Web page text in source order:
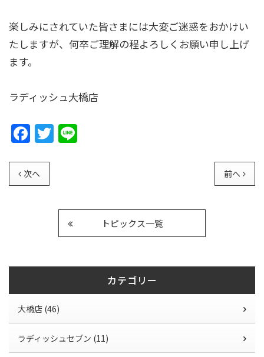
楽しみにされていた皆さまには大変ご迷惑をおかけい
たしますが、何卒ご理解の程よろしくお願い申し上げ
ます。
ラディッシュ大橋店
F
c
e
k
T
次へ 前へ
トピックス一覧
カテゴリー
大橋店 (46)
ラディッシュセブン (11)